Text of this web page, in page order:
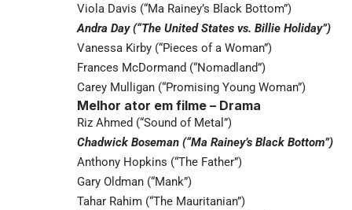
Viola Davis (“Ma Rainey’s Black Bottom”)
Andra Day (“The United States vs. Billie Holiday”)
Vanessa Kirby (“Pieces of a Woman”)
Frances McDormand (“Nomadland”)
Carey Mulligan (“Promising Young Woman”)
Melhor ator em filme – Drama
Riz Ahmed (“Sound of Metal”)
Chadwick Boseman (“Ma Rainey’s Black Bottom”)
Anthony Hopkins (“The Father”)
Gary Oldman (“Mank”)
Tahar Rahim (“The Mauritanian”)